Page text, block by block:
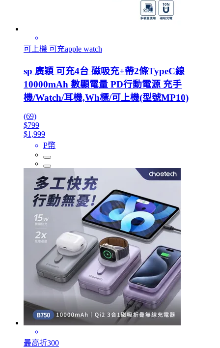
可上機 可充apple watch
sp 廣穎 可充4台 磁吸充+帶2條TypeC線
10000mAh 數顯電量 PD行動電源 充手
機/Watch/耳機,Wh標/可上機(型號MP10)
(69)
$799
$1,999
P幣
最高折300